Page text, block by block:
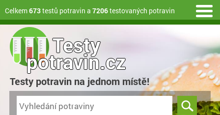
Celkem673testů potravin a 7206testovaných potravin
Testy
potravin.cz
Testy potravin na jednom místě!